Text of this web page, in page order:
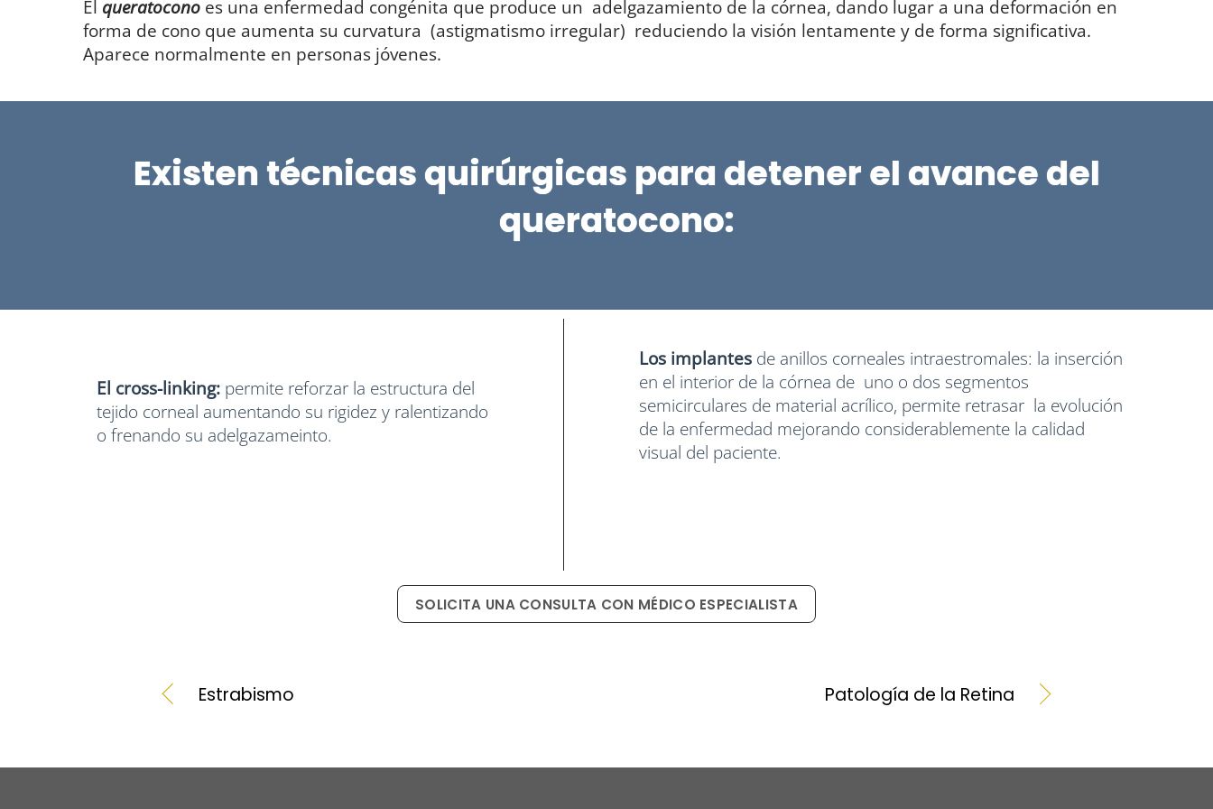
El queratocono es una enfermedad congénita que produce un adelgazamiento de la córnea, dando lugar a una deformación en
forma de cono que aumenta su curvatura (astigmatismo irregular) reduciendo la visión lentamente y de forma significativa.
Aparece normalmente en personas jóvenes.
Existen técnicas quirúrgicas para detener el avance del
queratocono:
El cross-linking:permite reforzar la estructura del
tejido corneal aumentando su rigidez y ralentizando
o frenando su adelgazameinto.
Los implantes de anillos corneales intraestromales: la inserción
en el interior de la córnea de uno o dos segmentos
semicirculares de material acrílico, permite retrasar la evolución
de la enfermedad mejorando considerablemente la calidad
visual del paciente.
SOLICITA UNA CONSULTA CON MÉDICO ESPECIALISTA
Estrabismo Patología de la Retina